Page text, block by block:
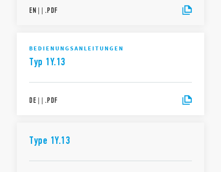
EN | | .PDF
BEDIENUNGSANLEITUNGEN
Typ 1Y.13
DE | | .PDF
Type 1Y.13